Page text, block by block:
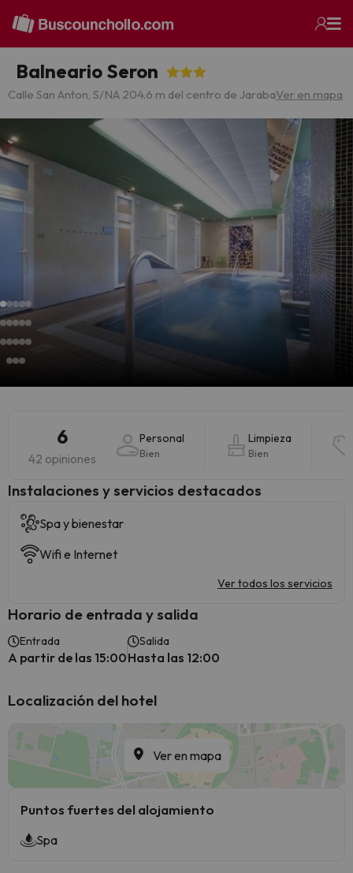
Balneario Seron
Calle San Anton, S/NA 204.6 m del centro de JarabaVer en mapa
6
42 opiniones
Personal
Bien
Limpieza
Bien
Instalaciones y servicios destacados
Spa y bienestar
Wifi e Internet
Ver todos los servicios
Horario de entrada y salida
Entrada
A partir de las 15:00
Salida
Hasta las 12:00
Localización del hotel
Ver en mapa
Puntos fuertes del alojamiento
Spa